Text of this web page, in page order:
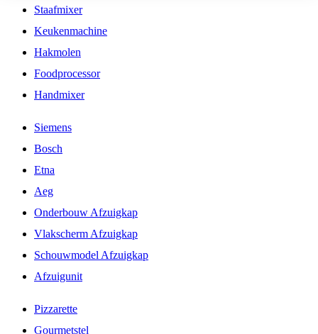
Staafmixer
Keukenmachine
Hakmolen
Foodprocessor
Handmixer
Siemens
Bosch
Etna
Aeg
Onderbouw Afzuigkap
Vlakscherm Afzuigkap
Schouwmodel Afzuigkap
Afzuigunit
Pizzarette
Gourmetstel